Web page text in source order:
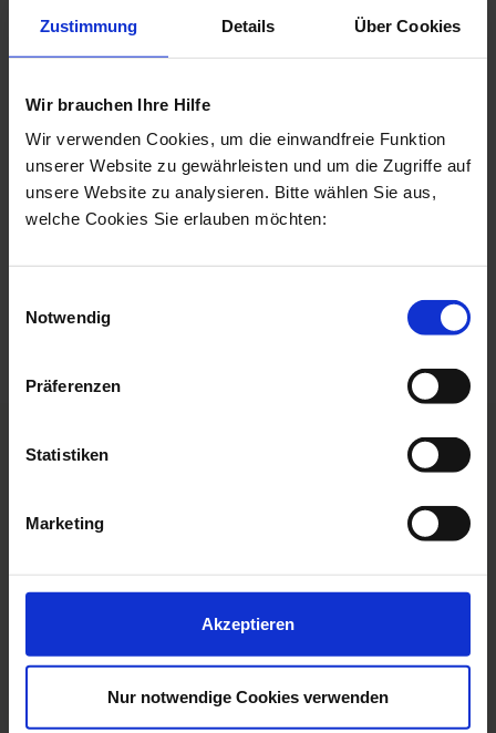
Zustimmung Details Über Cookies
Wir brauchen Ihre Hilfe
Wir verwenden Cookies, um die einwandfreie Funktion
unserer Website zu gewährleisten und um die Zugriffe auf
unsere Website zu analysieren. Bitte wählen Sie aus,
welche Cookies Sie erlauben möchten:
Notwendig
Präferenzen
Statistiken
Marketing
Akzeptieren
Nur notwendige Cookies verwenden
Bänder?
Botulinumtoxin wird direkt in das Platysma injiziert, um
funktionieren bei schweren Fällen.
Kombination mitDoppelkinn-
geeignete Methoden.
Analyse von Struktur, Pigmentierung, Dicke
und Elastizität der Halsregion.
Dokumentation relevanter Befunde (z. B.
Platysma-Bänder, Faltentiefe, Hauttyp).